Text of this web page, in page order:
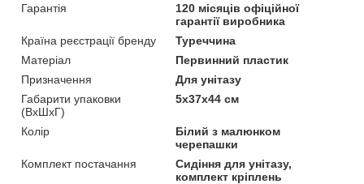
Гарантія
120 місяців офіційної
гарантії виробника
Країна реєстрації бренду
Туреччина
Матеріал
Первинний пластик
Призначення
Для унітазу
Габарити упаковки
(ВхШхГ)
5x37x44 см
Колір
Білий з малюнком
черепашки
Комплект постачання
Сидіння для унітазу,
комплект кріплень